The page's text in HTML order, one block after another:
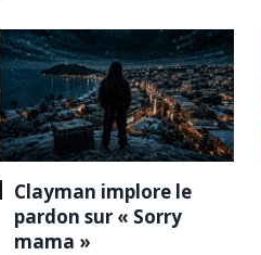
Clayman implore le
pardon sur « Sorry
mama »